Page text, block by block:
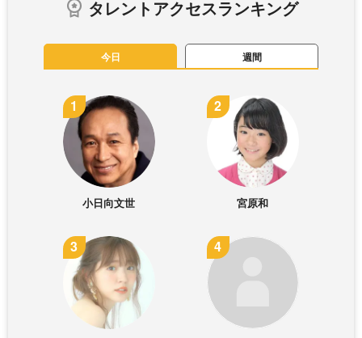
タレントアクセスランキング
今日 週間
小日向文世 宮原和